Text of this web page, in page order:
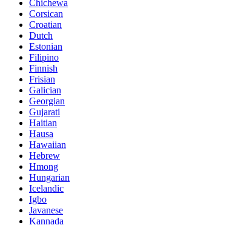
Chichewa
Corsican
Croatian
Dutch
Estonian
Filipino
Finnish
Frisian
Galician
Georgian
Gujarati
Haitian
Hausa
Hawaiian
Hebrew
Hmong
Hungarian
Icelandic
Igbo
Javanese
Kannada